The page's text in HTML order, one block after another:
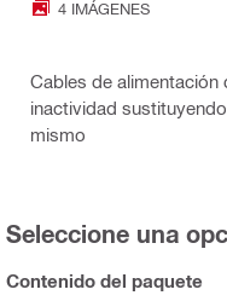
4 IMÁGENES
Cables de
inactividad
mismo
Seleccione una
Contenido del paquete